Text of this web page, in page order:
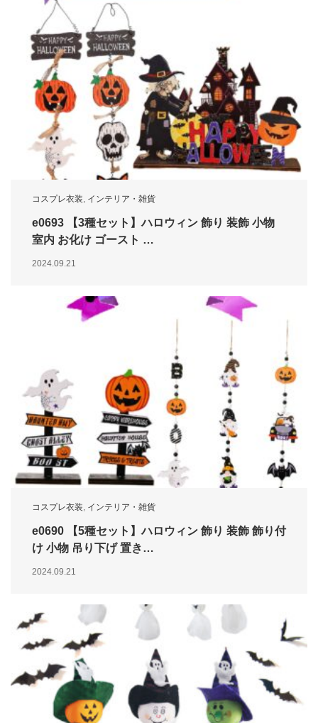
コスプレ衣装, インテリア・雑貨
e0693 【3種セット】ハロウィン 飾り 装飾 小物
室内 お化け ゴースト …
2024.09.21
コスプレ衣装 インテリア・雑貨
e0690 【5種セット】ハロウィン 飾り 装飾 飾り付
け 小物 吊り下げ 置き…
2024.09.21